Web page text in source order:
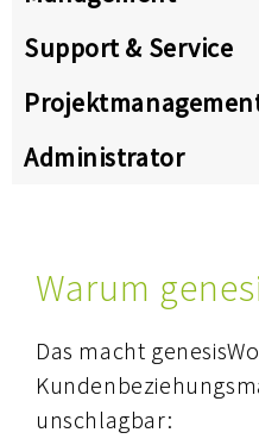
Support & Service
Administrator
Warum
Das macht
unschlagbar: